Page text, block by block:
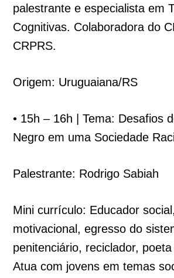
palestrante e especialista em
Cognitivas. Colaboradora do
CRPRS.
Origem: Uruguaiana/RS
• 15h – 16h | Tema: Desafios
Negro em uma Sociedade
Palestrante: Rodrigo Sabiah
Mini currículo: Educador
motivacional, egresso do
penitenciário, reciclador,
Atua com jovens em temas